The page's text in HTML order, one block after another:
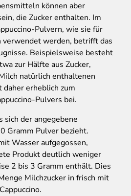
können aber
die Zucker enthalten. Im
Pulvern, wie sie für
verwendet werden, betrifft das
Beispielsweise besteht
zur Hälfte aus Zucker,
natürlich enthaltenen
daher erheblich zum
Pulvers bei.
sich der angegebene
Gramm Pulver bezieht.
Wasser aufgegossen,
Produkt deutlich weniger
2 bis 3 Gramm enthält. Dies
Milchzucker in frisch mit